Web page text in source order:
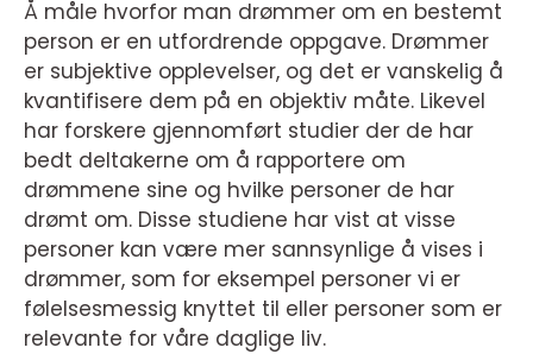
Å måle hvorfor man drømmer om en bestemt
person er en utfordrende oppgave. Drømmer
er subjektive opplevelser, og det er vanskelig å
kvantifisere dem på en objektiv måte. Likevel
har forskere gjennomført studier der de har
bedt deltakerne om å rapportere om
drømmene sine og hvilke personer de har
drømt om. Disse studiene har vist at visse
personer kan være mer sannsynlige å vises i
drømmer, som for eksempel personer vi er
følelsesmessig knyttet til eller personer som er
relevante for våre daglige liv.